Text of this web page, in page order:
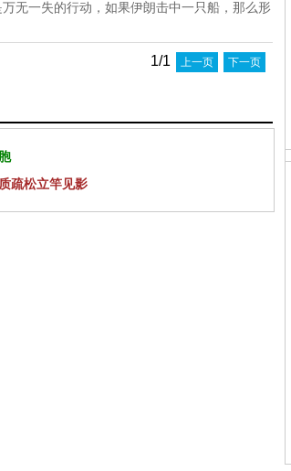
无一失的行动，如果伊朗击中一只船，那么形
1/1 上一页 下一页
疏松立竿见影